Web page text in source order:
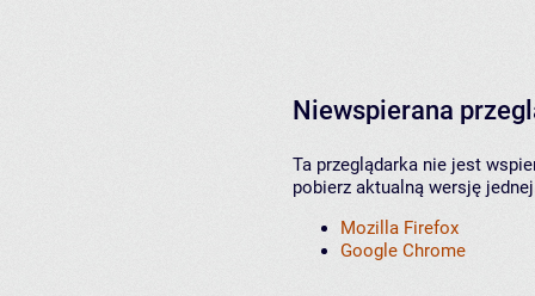
Niewspierana
Ta przeglądarka nie jest
pobierz aktualną wersję
Mozilla Firefox
Google Chrome